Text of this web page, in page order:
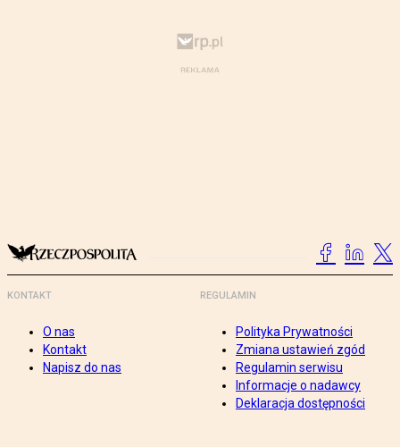
KONTAKT
O nas
Kontakt
Napisz do nas
REGULAMIN
Polityka Prywatności
Zmiana ustawień zgód
Regulamin serwisu
Informacje o nadawcy
Deklaracja dostępności